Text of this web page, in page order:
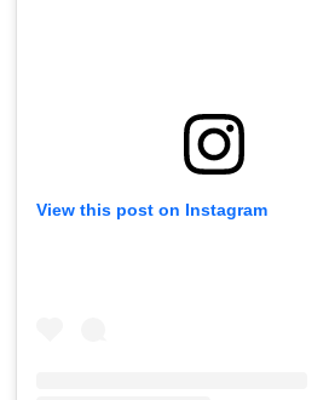
View this post on Instagram